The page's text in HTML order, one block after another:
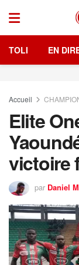
TOLI EN
Accueil
Elite
victoire
par Daniel